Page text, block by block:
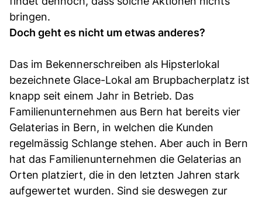
bringen.
Doch geht es nicht um etwas anderes?
Das im Bekennerschreiben als Hipsterlokal
bezeichnete Glace-Lokal am Brupbacherplatz ist
knapp seit einem Jahr in Betrieb. Das
Familienunternehmen aus Bern hat bereits vier
Gelaterias in Bern, in welchen die Kunden
regelmässig Schlange stehen. Aber auch in Bern
hat das Familienunternehmen die Gelaterias an
Orten platziert, die in den letzten Jahren stark
aufgewertet wurden. Sind sie deswegen zur